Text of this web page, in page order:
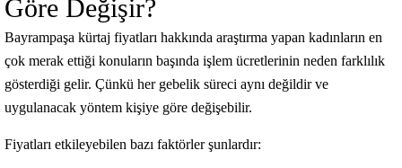
Göre Değişir?
Bayrampaşa kürtaj fiyatları hakkında araştırma yapan kadınların en
çok merak ettiği konuların başında işlem ücretlerinin neden farklılık
gösterdiği gelir. Çünkü her gebelik süreci aynı değildir ve
uygulanacak yöntem kişiye göre değişebilir.
Fiyatları etkileyebilen bazı faktörler şunlardır: